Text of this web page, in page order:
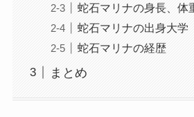
蛇石マリナの身長、体
蛇石マリナの出身大学
蛇石マリナの経歴
まとめ